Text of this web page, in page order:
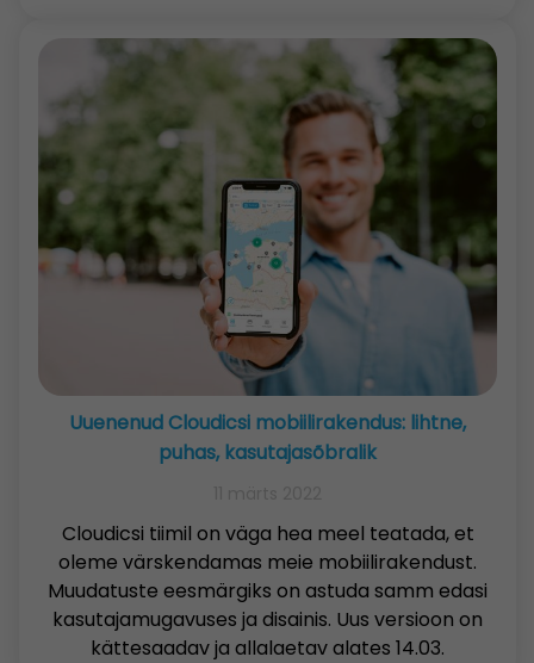
Uuenenud Cloudicsi mobiilirakendus: lihtne,
puhas, kasutajasõbralik
Cloudicsi tiimil on väga hea meel teatada, et
oleme värskendamas meie mobiilirakendust.
Muudatuste eesmärgiks on astuda samm edasi
kasutajamugavuses ja disainis. Uus versioon on
kättesaadav ja allalaetav alates 14.03.